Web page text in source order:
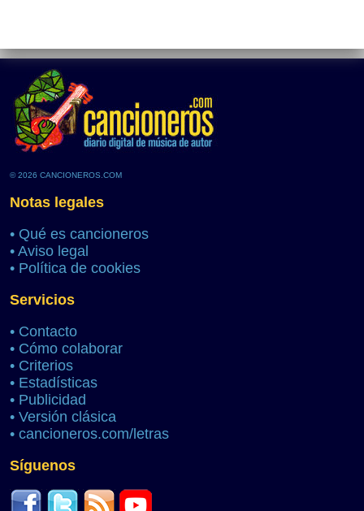
© 2026 CANCIONEROS.COM
Notas legales
• Qué es cancioneros
• Aviso legal
• Política de cookies
Servicios
• Contacto
• Cómo colaborar
• Criterios
• Estadísticas
• Publicidad
• Versión clásica
• cancioneros.com/letras
Síguenos